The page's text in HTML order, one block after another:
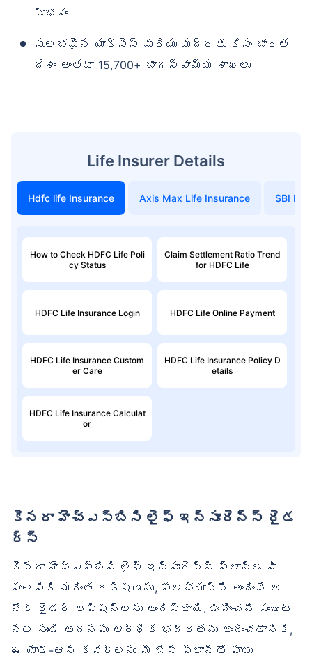
నుభవం
సులభమైన యాక్సెస్ మరియు మద్దతు కోసం భారత
దేశం అంతటా 15,700+ భాగస్వామ్య శాఖలు
Life Insurer Details
Hdfc life Insurance Axis Max Life Insurance SBI
How to Check HDFC Life Poli
cy Status
Claim Settlement Ratio Trend
for HDFC Life
HDFC Life Insurance Login HDFC Life Online Payment
HDFC Life Insurance Custom
er Care
HDFC Life Insurance Policy D
etails
HDFC Life Insurance Calculat
or
కెనరా హెచ్‌ఎస్‌బిసి లైఫ్ ఇన్సూరెన్స్ రైడ
ర్స్
కెనరా హెచ్‌ఎస్‌బిసి లైఫ్ ఇన్సూరెన్స్ ప్లాన్‌లు మీ
పాలసీకి మరింత రక్షణను, సౌలభ్యాన్ని అందించే అ
నేక రైడర్ ఆప్షన్‌లను అందిస్తాయి. ఊహించని సంఘట
నల నుండి అదనపు ఆర్థిక భద్రతను అందించడానికి,
ఈ యాడ్-ఆన్ కవర్‌లను మీ బేస్ ప్లాన్‌తో పాటు